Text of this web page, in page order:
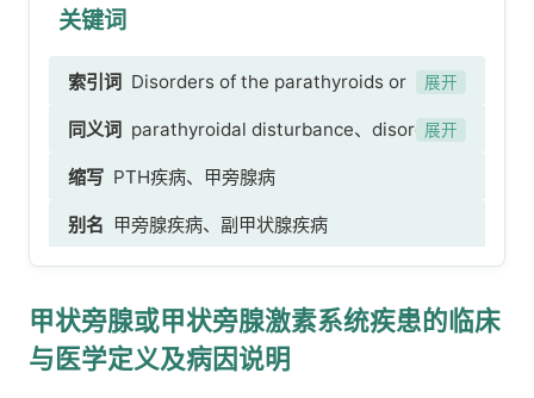
关键词
索引词 Disorders of the parathyroids or
parathyroid hormone system
展开
同义词 parathyroidal disturbance、disorder of
parathyroid gland、parathyroid gland
disease、parathyroid disease、parathyroid
disorder、甲状旁腺功能紊乱、甲状旁腺紊乱、甲
展开
缩写 PTH疾病、甲旁腺病
别名 甲旁腺疾病、副甲状腺疾病
甲状旁腺或甲状旁腺激素系统疾患的临床
与医学定义及病因说明